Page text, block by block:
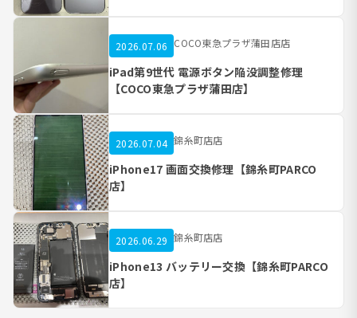
2026.07.06 COCO東急プラザ蒲田店店
iPad第9世代 電源ボタン陥没調整修理
【COCO東急プラザ蒲田店】
2026.07.04 錦糸町店店
iPhone17 画面交換修理【錦糸町PARCO
店】
2026.06.29 錦糸町店店
iPhone13 バッテリー交換【錦糸町PARCO
店】